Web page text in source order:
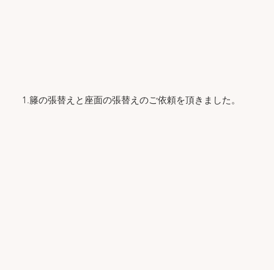
1.籐の張替えと座面の張替えのご依頼を頂きました。